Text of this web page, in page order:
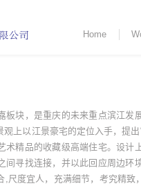
Home
板块，是重庆的未来重点滨江发
观上以江景豪宅的定位入手，提出
术精品的收藏级高端住宅。设计
间寻找连接，并以此回应周边环
,尺度宜人，充满细节，考究精致